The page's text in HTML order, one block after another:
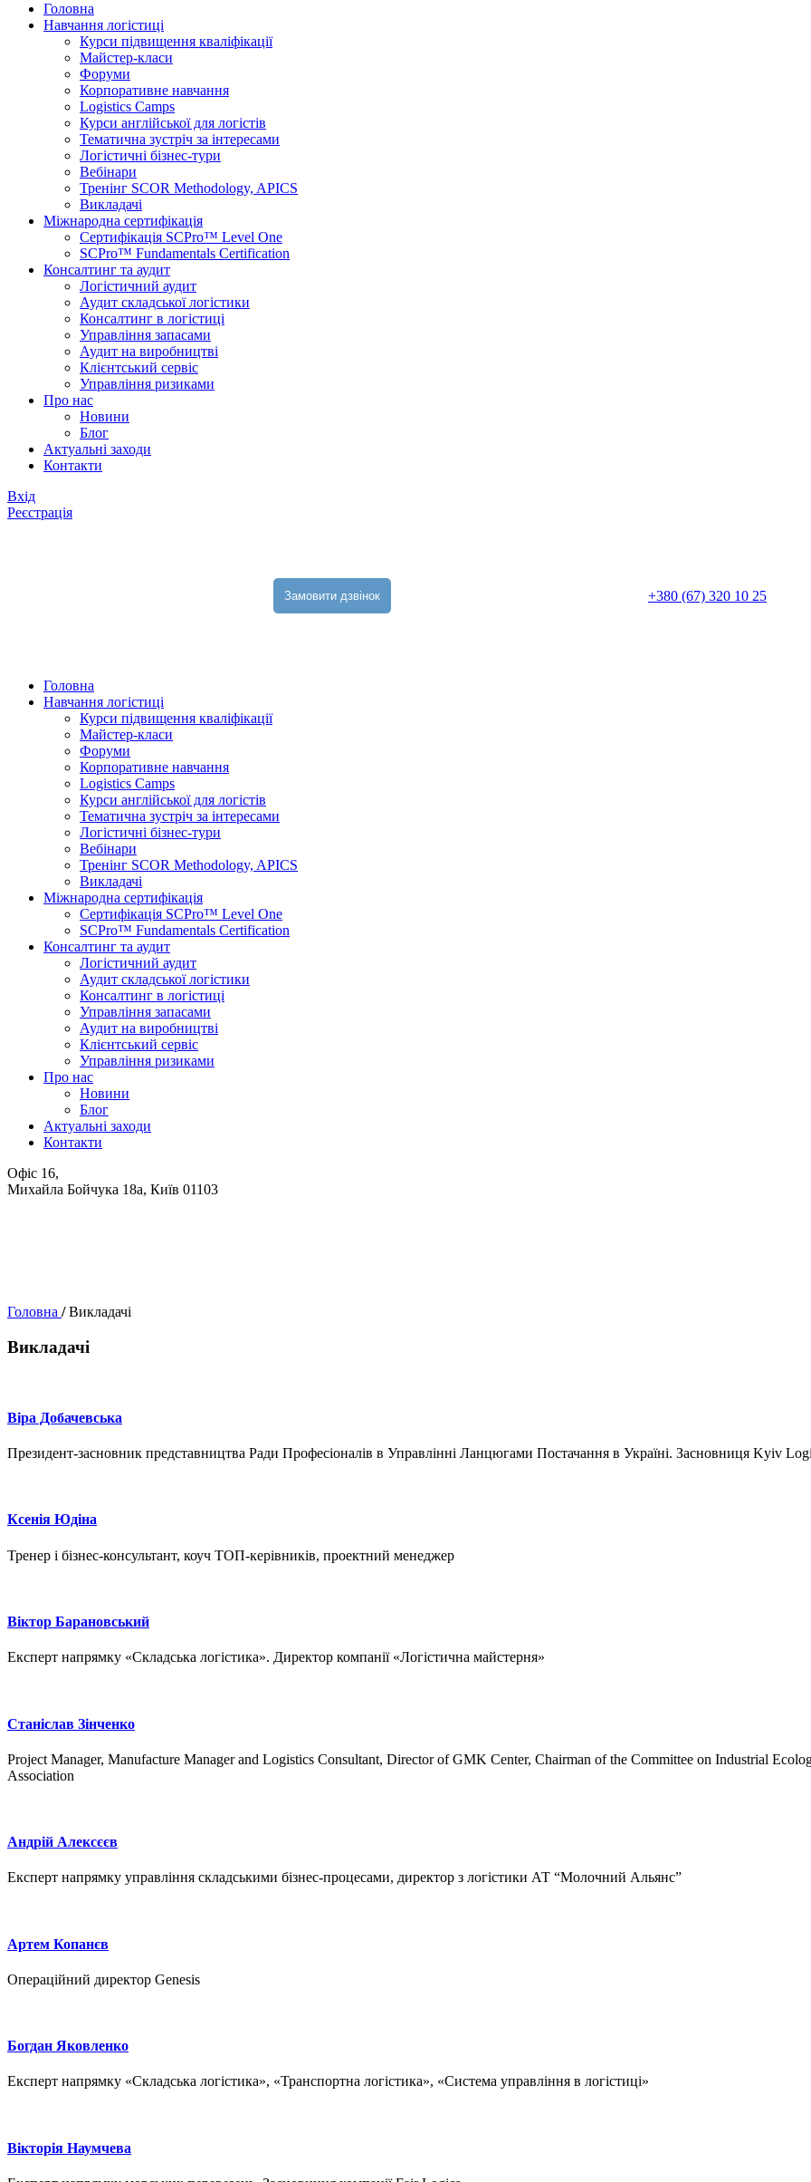
Головна
Навчання логістиці
Курси підвищення кваліфікації
Майстер-класи
Форуми
Корпоративне навчання
Logistics Camps
Курси англійської для логістів
Тематична зустріч за інтересами
Логістичні бізнес-тури
Вебінари
Тренінг SCOR Methodology, APICS
Викладачі
Міжнародна сертифікація
Сертифікація SCPro™ Level One
SCPro™ Fundamentals Certification
Консалтинг та аудит
Логістичний аудит
Аудит складської логістики
Консалтинг в логістиці
Управління запасами
Аудит на виробництві
Клієнтський сервіс
Управління ризиками
Про нас
Новини
Блог
Актуальні заходи
Контакти
Вхiд
Реєстрація
Замовити дзвінок +380 (67) 320 10 25
Головна
Навчання логістиці
Курси підвищення кваліфікації
Майстер-класи
Форуми
Корпоративне навчання
Logistics Camps
Курси англійської для логістів
Тематична зустріч за інтересами
Логістичні бізнес-тури
Вебінари
Тренінг SCOR Methodology, APICS
Викладачі
Міжнародна сертифікація
Сертифікація SCPro™ Level One
SCPro™ Fundamentals Certification
Консалтинг та аудит
Логістичний аудит
Аудит складської логістики
Консалтинг в логістиці
Управління запасами
Аудит на виробництві
Клієнтський сервіс
Управління ризиками
Про нас
Новини
Блог
Актуальні заходи
Контакти
Офіс 16,
Михайла Бойчука 18а, Київ 01103
Головна / Викладачi
Викладачi
Віра Добачевська
Президент-засновник представництва Ради Професіоналів в Управлінні Ланцюгами Постачання в Україні. Засновниця Kyiv
Ксенія Юдіна
Тренер і бізнес-консультант, коуч ТОП-керівників, проектний менеджер
Віктор Барановський
Експерт напрямку «Складська логістика». Директор компанії «Логістична майстерня»
Станіслав Зінченко
Project Manager, Manufacture Manager and Logistics Consultant, Director of GMK Center, Chairman of the Committee on Industrial
Association
Андрій Алексєєв
Експерт напрямку управління складськими бізнес-процесами, директор з логістики АТ “Молочний Альянс”
Артем Копанєв
Операційний директор Genesis
Богдан Яковленко
Експерт напрямку «Складська логістика», «Транспортна логістика», «Система управління в логістиці»
Вікторія Наумчева